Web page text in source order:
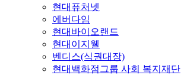
현대퓨처넷
에버다임
현대바이오랜드
현대이지웰
벤디스(식권대장)
현대백화점그룹 사회 복지재단